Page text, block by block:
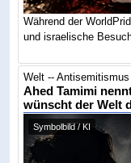
Während der
und israelische
Welt -- Antisemitismus
Ahed Tamimi
wünscht der Welt
Symbolbild / KI